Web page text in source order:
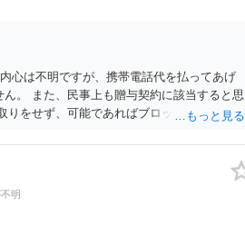
心は不明ですが、携帯電話代を払ってあげ
。 また、民事上も贈与契約に該当すると思
りをせず、可能であればブロックをするよう
明